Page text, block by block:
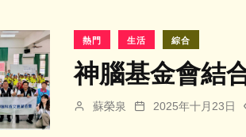
熱門 生活 綜合
神腦基金會結
蘇榮泉 2025年十月23日